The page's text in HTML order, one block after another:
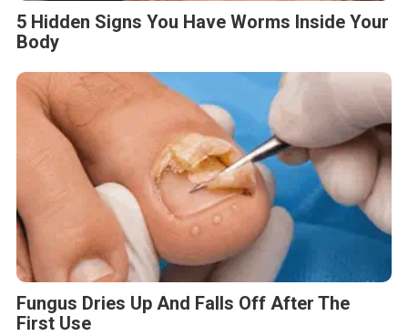
5 Hidden Signs You Have Worms Inside Your
Body
Fungus Dries Up And Falls Off After The
First Use